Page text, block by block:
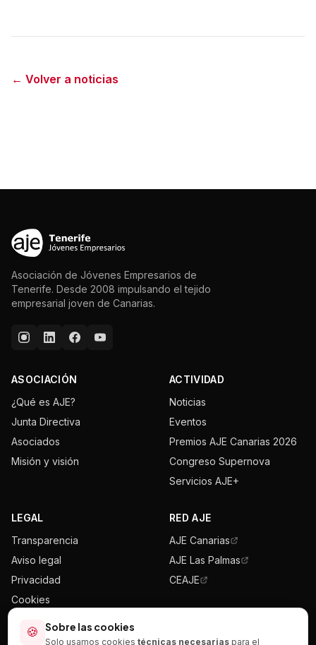
← Volver a noticias
Asociación de Jóvenes Empresarios de
Tenerife. Desde 2008 impulsando el tejido
empresarial joven de Canarias.
ASOCIACIÓN
¿Qué es AJE?
Junta Directiva
Asociados
Misión y visión
ACTIVIDAD
Noticias
Eventos
Premios AJE Canarias 2026
Congreso Supernova
Servicios AJE+
LEGAL
Transparencia
Aviso legal
Privacidad
Cookies
RED AJE
AJE Canarias
AJE Las Palmas
CEAJE
🍪 Sobre las cookies
Solo usamos cookies técnicas necesarias para el